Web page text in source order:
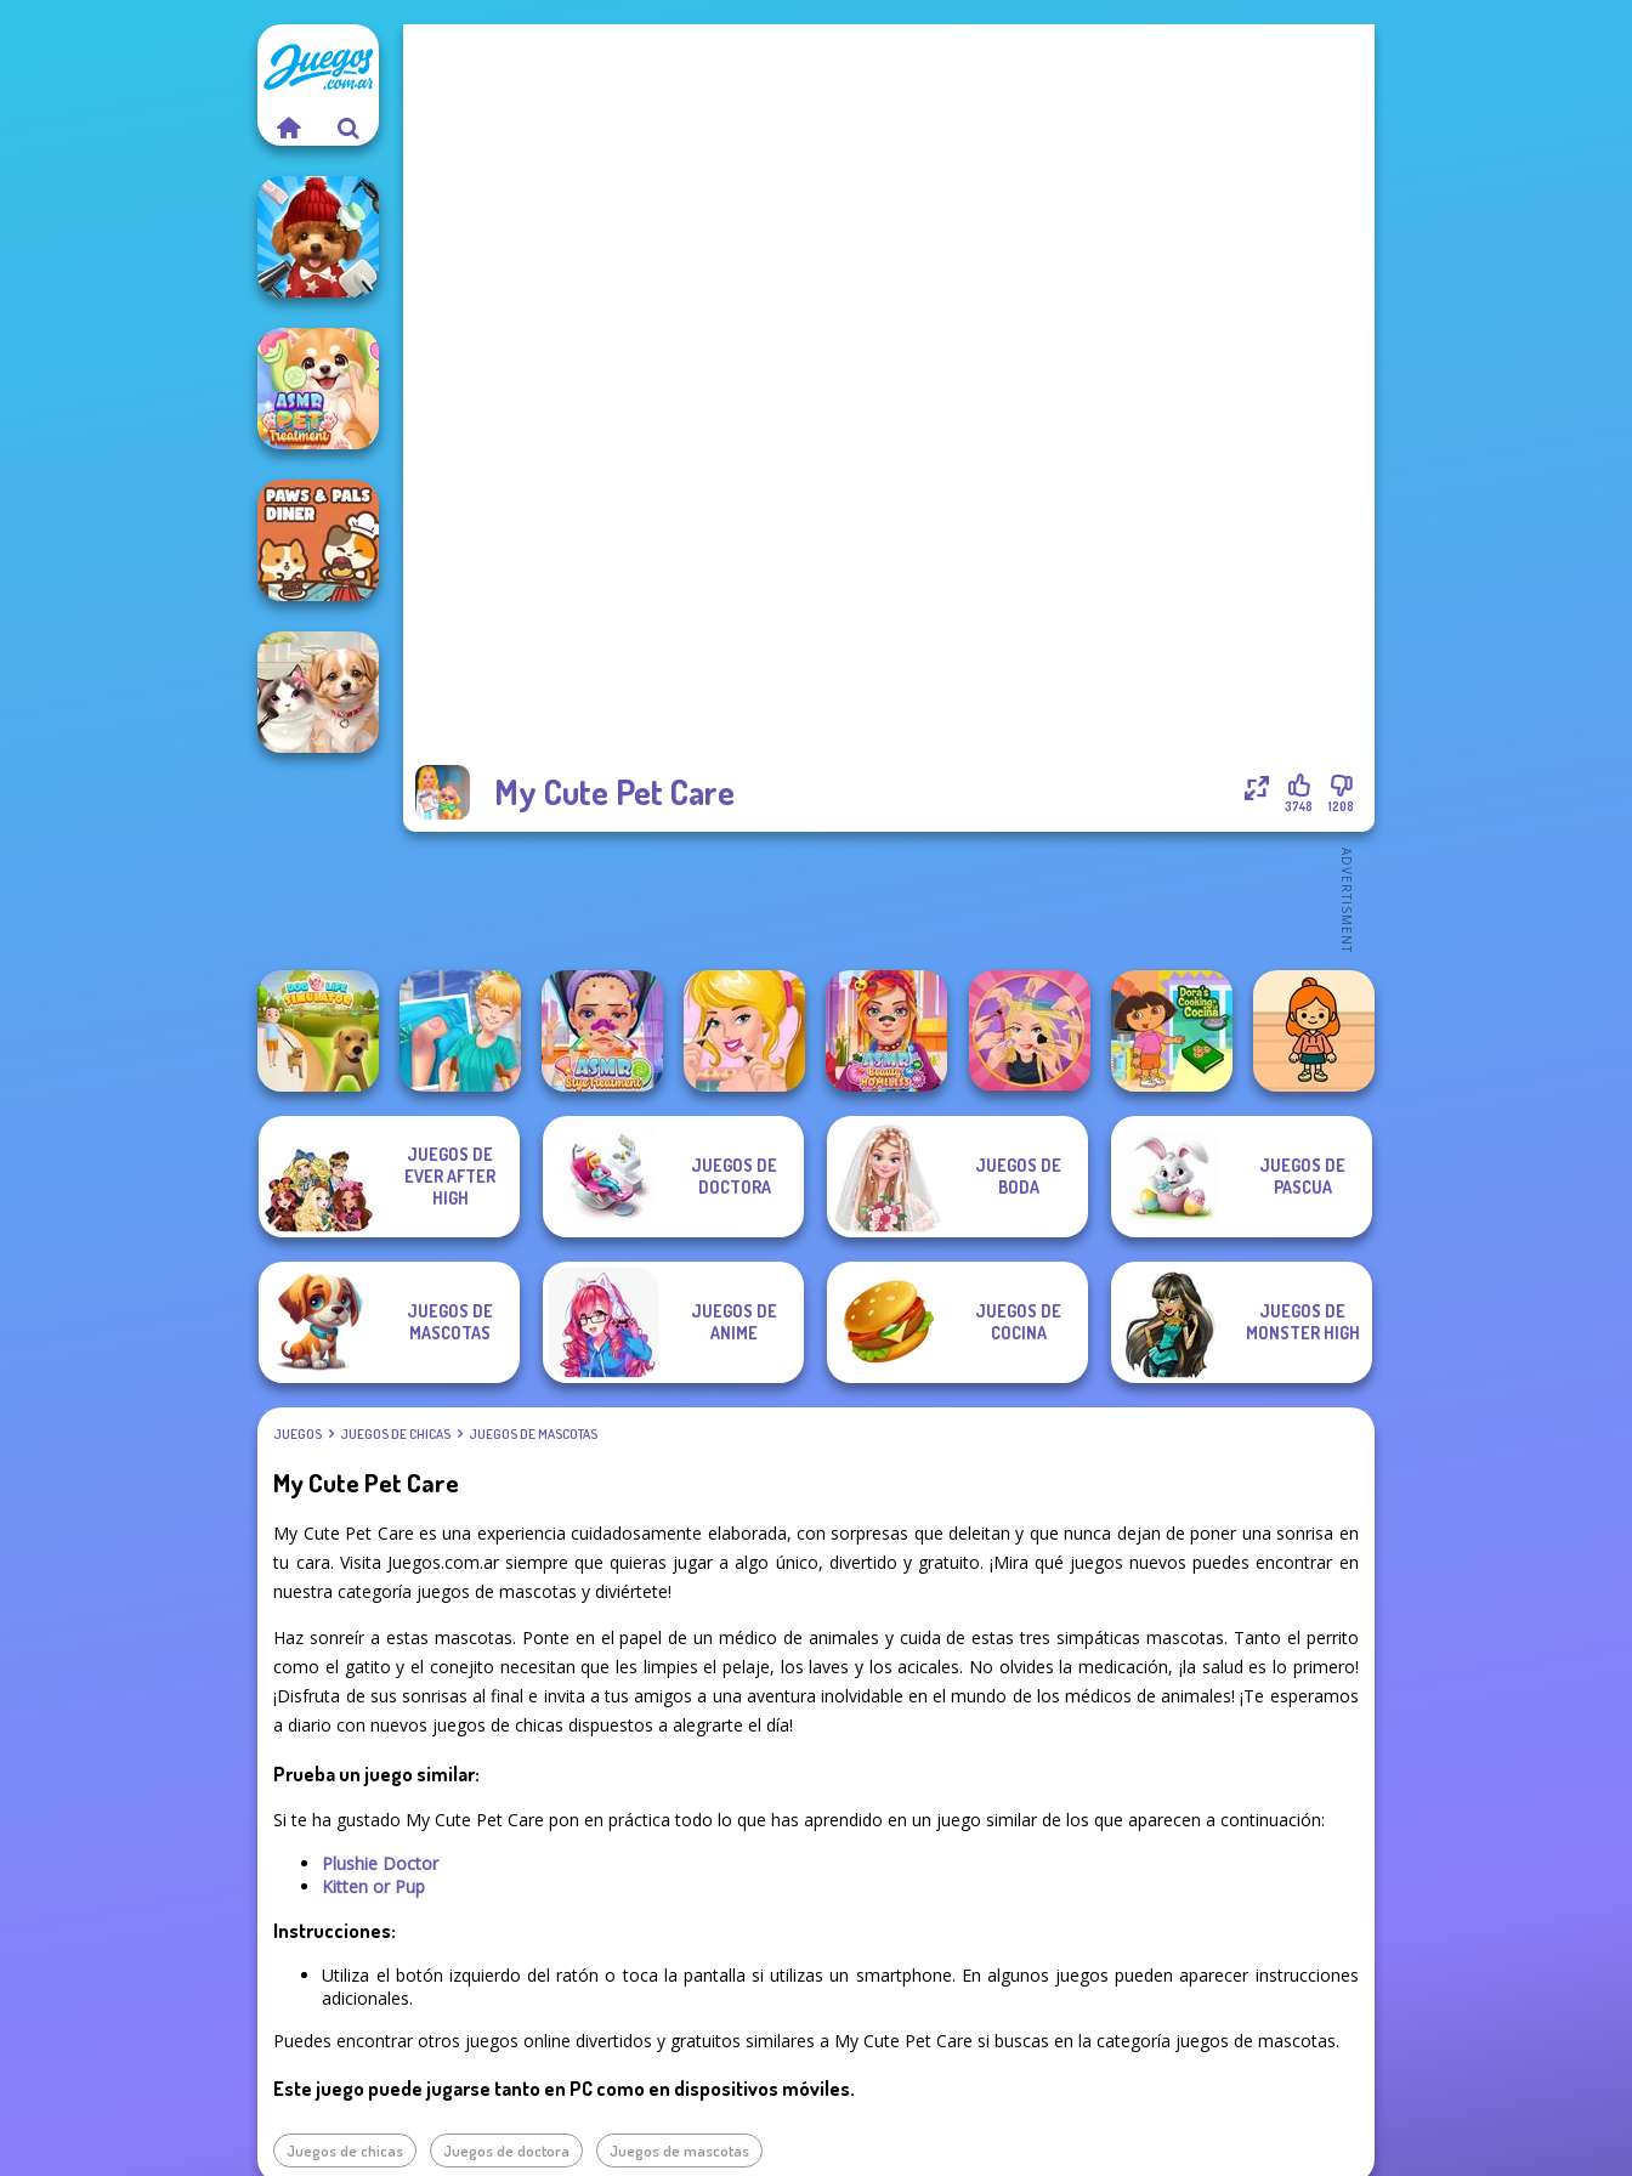
My Cute Pet Care 1208
3748
Pet Salon 2
ASMR Pet
Treatment
Paws & Pals
Diner
Dog Life
Simulator
Knee Case
Simulator
ASMR Stye
Treatment
Ellie's Morning
Routine
ASMR Beauty
Homeless
Extreme
Makeover
Dora Cooking in
la Cucina
TB Avataria Life
Girl
JUEGOS DE
EVER AFTER
HIGH
JUEGOS DE
DOCTORA
JUEGOS DE
BODA
JUEGOS DE
PASCUA
JUEGOS DE
MASCOTAS
JUEGOS DE
ANIME
JUEGOS DE
COCINA
JUEGOS DE
MONSTER HIGH
JUEGOS JUEGOS DE CHICAS JUEGOS DE MASCOTAS
My Cute Pet Care
My Cute Pet Care es una experiencia cuidadosamente elaborada, con sorpresas que deleitan y que nunca dejan de poner una sonrisa en
tu cara. Visita Juegos.com.ar siempre que quieras jugar a algo único, divertido y gratuito. ¡Mira qué juegos nuevos puedes encontrar en
nuestra categoría juegos de mascotas y diviértete!
Haz sonreír a estas mascotas. Ponte en el papel de un médico de animales y cuida de estas tres simpáticas mascotas. Tanto el perrito
como el gatito y el conejito necesitan que les limpies el pelaje, los laves y los acicales. No olvides la medicación, ¡la salud es lo primero!
¡Disfruta de sus sonrisas al final e invita a tus amigos a una aventura inolvidable en el mundo de los médicos de animales! ¡Te esperamos
a diario con nuevos juegos de chicas dispuestos a alegrarte el día!
Prueba un juego similar:
Si te ha gustado My Cute Pet Care pon en práctica todo lo que has aprendido en un juego similar de los que aparecen a continuación:
Plushie Doctor
Kitten or Pup
Instrucciones:
Utiliza el botón izquierdo del ratón o toca la pantalla si utilizas un smartphone. En algunos juegos pueden aparecer instrucciones
adicionales.
Puedes encontrar otros juegos online divertidos y gratuitos similares a My Cute Pet Care si buscas en la categoría juegos de mascotas.
Este juego puede jugarse tanto en PC como en dispositivos móviles.
Juegos de chicas Juegos de doctora Juegos de mascotas